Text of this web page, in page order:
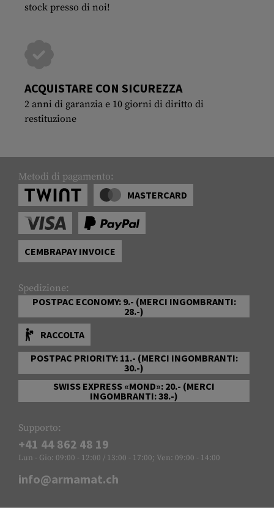
stock presso di noi!
ACQUISTARE CON SICUREZZA
2 anni di garanzia e 10 giorni di diritto di
restituzione
Metodi di pagamento:
MASTERCARD
CEMBRAPAY INVOICE
Spedizione:
POSTPAC ECONOMY: 9.- (MERCI INGOMBRANTI:
28.-)
RACCOLTA
POSTPAC PRIORITY: 11.- (MERCI INGOMBRANTI:
30.-)
SWISS EXPRESS «MOND»: 20.- (MERCI
INGOMBRANTI: 38.-)
Supporto:
+41 44 862 48 19
Lun - Gio: 09:00 - 12:00 / 13:00 - 17:00; Ven: 09:00 - 14:00
info@armamat.ch